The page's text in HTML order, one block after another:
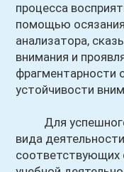
процесса
помощью
анализатора,
внимания и
фрагментарности
устойчивости
Для успешного
вида
соответствующих